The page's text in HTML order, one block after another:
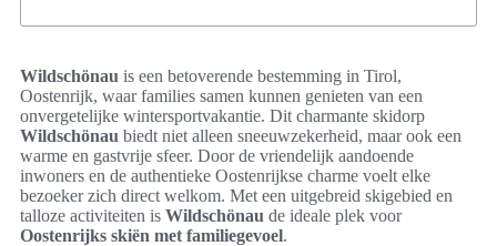
Wildschönau is een betoverende bestemming in Tirol,
Oostenrijk, waar families samen kunnen genieten van een
onvergetelijke wintersportvakantie. Dit charmante skidorp
Wildschönau biedt niet alleen sneeuwzekerheid, maar ook een
warme en gastvrije sfeer. Door de vriendelijk aandoende
inwoners en de authentieke Oostenrijkse charme voelt elke
bezoeker zich direct welkom. Met een uitgebreid skigebied en
talloze activiteiten is Wildschönau de ideale plek voor
Oostenrijks skiën met familiegevoel.